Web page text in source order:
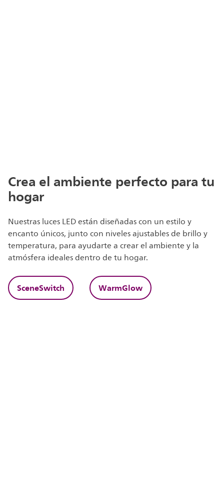
Crea el ambiente perfecto para tu
hogar
Nuestras luces LED están diseñadas con un estilo y
encanto únicos, junto con niveles ajustables de brillo y
temperatura, para ayudarte a crear el ambiente y la
atmósfera ideales dentro de tu hogar.
SceneSwitch WarmGlow